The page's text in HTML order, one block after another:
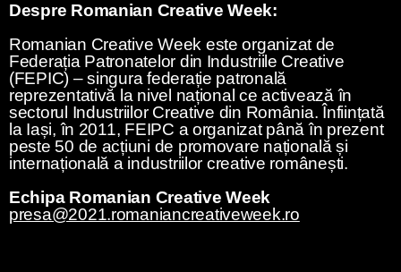
Despre Romanian Creative Week:
Romanian Creative Week este organizat de
Federația Patronatelor din Industriile Creative
(FEPIC) – singura federație patronală
reprezentativă la nivel național ce activează în
sectorul Industriilor Creative din România. Înființată
la Iași, în 2011, FEIPC a organizat până în prezent
peste 50 de acțiuni de promovare națională și
internațională a industriilor creative românești.
Echipa Romanian Creative Week
presa@2021.romaniancreativeweek.ro